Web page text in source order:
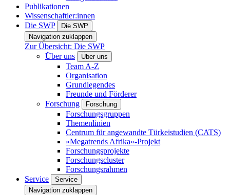
Publikationen
Wissenschaftler:innen
Die SWP
Die SWP
Navigation zuklappen
Zur Übersicht: Die SWP
Über uns
Über uns
Team A-Z
Organisation
Grundlegendes
Freunde und Förderer
Forschung
Forschung
Forschungsgruppen
Themenlinien
Centrum für angewandte Türkeistudien (CATS)
»Megatrends Afrika«-Projekt
Forschungsprojekte
Forschungscluster
Forschungsrahmen
Service
Service
Navigation zuklappen